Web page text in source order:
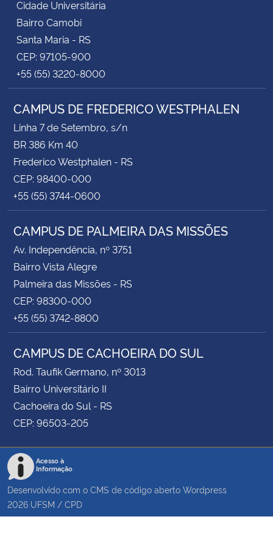
Cidade Universitária
Bairro Camobi
Santa Maria - RS
CEP: 97105-900
+55 (55) 3220-8000
CAMPUS DE FREDERICO WESTPHALEN
Linha 7 de Setembro, s/n
BR 386 Km 40
Frederico Westphalen - RS
CEP: 98400-000
+55 (55) 3744-0600
CAMPUS DE PALMEIRA DAS MISSÕES
Av. Independência, nº 3751
Bairro Vista Alegre
Palmeira das Missões - RS
CEP: 98300-000
+55 (55) 3742-8800
CAMPUS DE CACHOEIRA DO SUL
Rod. Taufik Germano, nº 3013
Bairro Universitário II
Cachoeira do Sul - RS
CEP: 96503-205
Acesso à
Informação
Desenvolvido com o CMS de código aberto Wordpress
2026 UFSM / CPD